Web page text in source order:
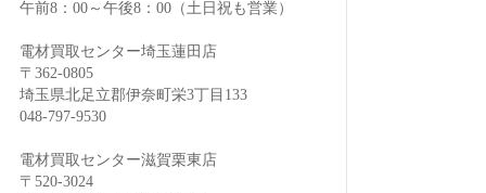
午前8：00～午後8：00（土日祝も営業）
電材買取センター埼玉蓮田店
〒362-0805
埼玉県北足立郡伊奈町栄3丁目133
048-797-9530
電材買取センター滋賀栗東店
〒520-3024